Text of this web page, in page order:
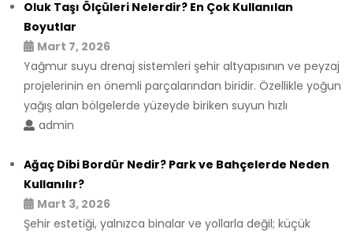
Oluk Taşı Ölçüleri Nelerdir? En Çok Kullanılan
Boyutlar
Mart 7, 2026
Yağmur suyu drenaj sistemleri şehir altyapısının ve peyzaj
projelerinin en önemli parçalarından biridir. Özellikle yoğun
yağış alan bölgelerde yüzeyde biriken suyun hızlı
admin
Ağaç Dibi Bordür Nedir? Park ve Bahçelerde Neden
Kullanılır?
Mart 3, 2026
Şehir estetiği, yalnızca binalar ve yollarla değil; küçük